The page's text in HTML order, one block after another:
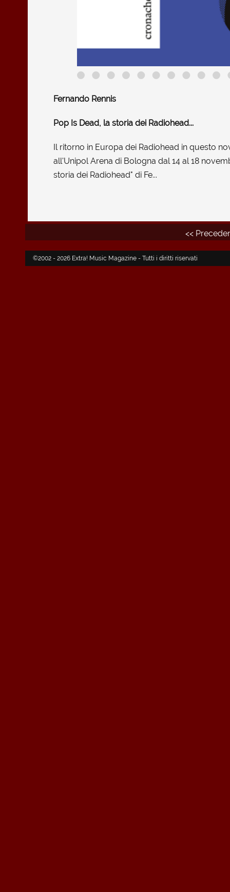
Fernando Rennis
Pop Is Dead, la storia dei Radiohead...
Il ritorno in Europa dei Radiohead in questo
all'Unipol Arena di Bologna dal 14 al 18
storia dei Radiohead" di Fe...
<<
©2002 - 2026 Extra! Music Magazine - Tutti i diritti riservati